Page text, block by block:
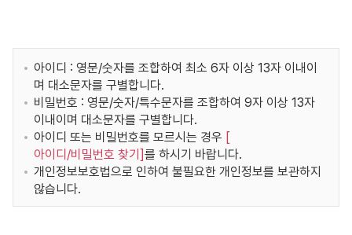
아이디 : 영문/숫자를 조합하여 최소 6자 이상 13자 이내이
며 대소문자를 구별합니다.
비밀번호 : 영문/숫자/특수문자를 조합하여 9자 이상 13자
이내이며 대소문자를 구별합니다.
아이디 또는 비밀번호를 모르시는 경우 [
아이디/비밀번호 찾기 ]를 하시기 바랍니다.
개인정보보호법으로 인하여 불필요한 개인정보를 보관하지
않습니다.